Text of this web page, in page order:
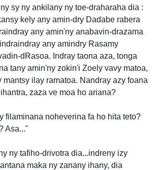
sy ny ankilany ny toe-draharaha dia :
kely any amin-dry Dadabe rabera
any amin'ny anabavin-drazama
any amindry Rasamy
dRasoa. Indray taona aza, tonga
tany amin'ny zokin'i Zoely vavy matoa,
mantsy ilay ramatoa. Nandray azy foana
zaza ve moa ho ariana?
filaminana noheverina fa ho hita teto?
Asa..."
ny tafiho-drivotra dia...indreny izy
maka ny zanany ihany, dia